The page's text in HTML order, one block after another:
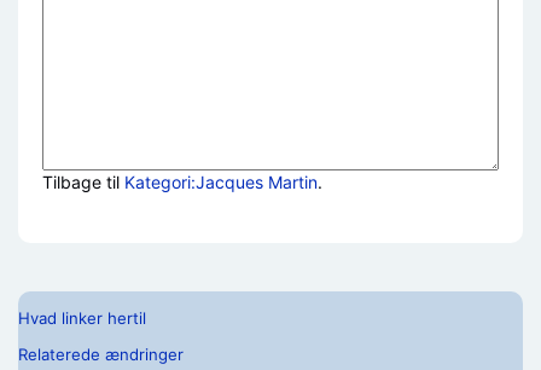
Tilbage til Kategori:Jacques Martin.
Hvad linker hertil
Relaterede ændringer